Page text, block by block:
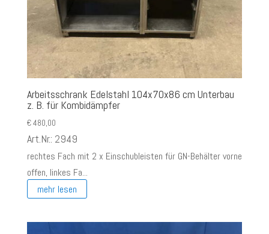
Arbeitsschrank Edelstahl 104x70x86 cm Unterbau
z. B. für Kombidämpfer
€480,00
Art.Nr.: 2949
rechtes Fach mit 2 x Einschubleisten für GN-Behälter vorne
offen, linkes Fa...
mehr lesen